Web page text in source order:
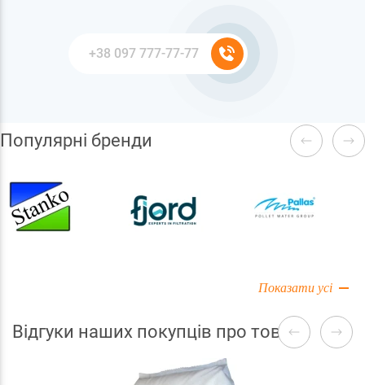
Популярні бренди
Показати усі
Відгуки наших покупців про товари